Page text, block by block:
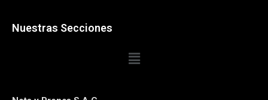
Nuestras Secciones